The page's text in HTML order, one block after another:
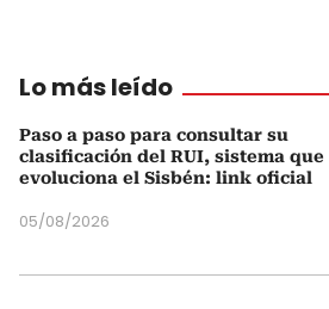
Lo más leído
Paso a paso para consultar su
clasificación del RUI, sistema que
evoluciona el Sisbén: link oficial
05/08/2026